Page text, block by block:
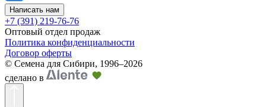
Написать нам
+7 (391) 219-76-76
Оптовый отдел продаж
Политика конфиденциальности
Договор оферты
© Семена для Сибири, 1996–2026
сделано в